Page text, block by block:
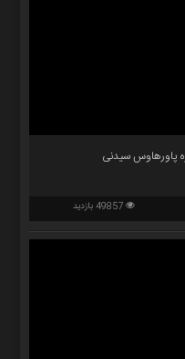
پاورهاوس سیدنی
49857 بازدید